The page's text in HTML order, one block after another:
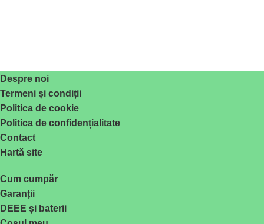
Despre noi
Termeni și condiții
Politica de cookie
Politica de confidențialitate
Contact
Hartă site
Cum cumpăr
Garanții
DEEE și baterii